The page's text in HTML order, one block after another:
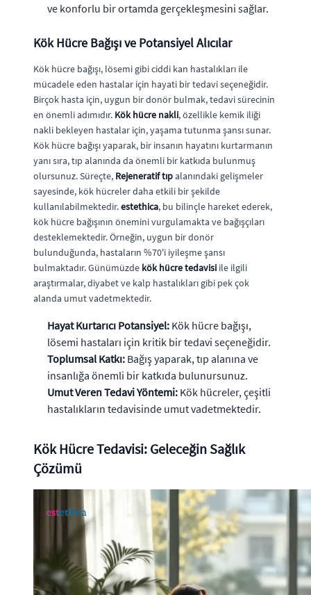
ve konforlu bir ortamda gerçekleşmesini sağlar.
Kök Hücre Bağışı ve Potansiyel Alıcılar
Kök hücre bağışı, lösemi gibi ciddi kan hastalıkları ile
mücadele eden hastalar için hayati bir tedavi seçeneğidir.
Birçok hasta için, uygun bir donör bulmak, tedavi sürecinin
en önemli adımıdır. Kök hücre nakli, özellikle kemik iliği
nakli bekleyen hastalar için, yaşama tutunma şansı sunar.
Kök hücre bağışı yaparak, bir insanın hayatını kurtarmanın
yanı sıra, tıp alanında da önemli bir katkıda bulunmuş
olursunuz. Süreçte, Rejeneratif tıpalanındaki gelişmeler
sayesinde, kök hücreler daha etkili bir şekilde
kullanılabilmektedir.estethica, bu bilinçle hareket ederek,
kök hücre bağışının önemini vurgulamakta ve bağışçıları
desteklemektedir. Örneğin, uygun bir donör
bulunduğunda, hastaların %70'i iyileşme şansı
bulmaktadır. Günümüzde kök hücre tedavisi ile ilgili
araştırmalar, diyabet ve kalp hastalıkları gibi pek çok
alanda umut vadetmektedir.
Hayat Kurtarıcı Potansiyel: Kök hücre bağışı,
lösemi hastaları için kritik bir tedavi seçeneğidir.
Toplumsal Katkı: Bağış yaparak, tıp alanına ve
insanlığa önemli bir katkıda bulunursunuz.
Umut Veren Tedavi Yöntemi: Kök hücreler, çeşitli
hastalıkların tedavisinde umut vadetmektedir.
Kök Hücre Tedavisi: Geleceğin Sağlık
Çözümü